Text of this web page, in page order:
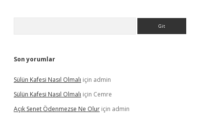
Son yorumlar
Sülün Kafesi Nasıl Olmalı için admin
Sülün Kafesi Nasıl Olmalı için Cemre
Açık Senet Ödenmezse Ne Olur için admin